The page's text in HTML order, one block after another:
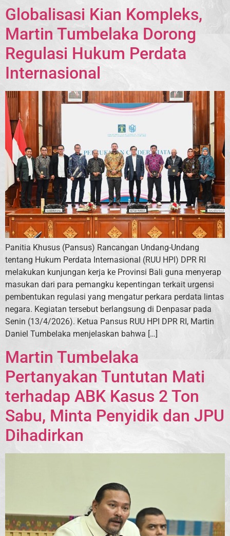
Globalisasi Kian Kompleks,
Martin Tumbelaka Dorong
Regulasi Hukum Perdata
Internasional
Panitia Khusus (Pansus) Rancangan Undang-Undang
tentang Hukum Perdata Internasional (RUU HPI) DPR RI
melakukan kunjungan kerja ke Provinsi Bali guna menyerap
masukan dari para pemangku kepentingan terkait urgensi
pembentukan regulasi yang mengatur perkara perdata lintas
negara. Kegiatan tersebut berlangsung di Denpasar pada
Senin (13/4/2026). Ketua Pansus RUU HPI DPR RI, Martin
Daniel Tumbelaka menjelaskan bahwa […]
Martin Tumbelaka
Pertanyakan Tuntutan Mati
terhadap ABK Kasus 2 Ton
Sabu, Minta Penyidik dan JPU
Dihadirkan